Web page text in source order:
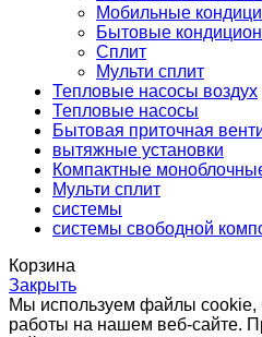
Мобильные
Бытовые
Сплит
Мульти сплит
Тепловые насосы воздух
Тепловые насосы
Бытовая приточная
вытяжные установки
Компактные
Мульти сплит
системы
системы свободной
Корзина
Закрыть
Мы используем файлы cookie,
работы на нашем веб-сайте.